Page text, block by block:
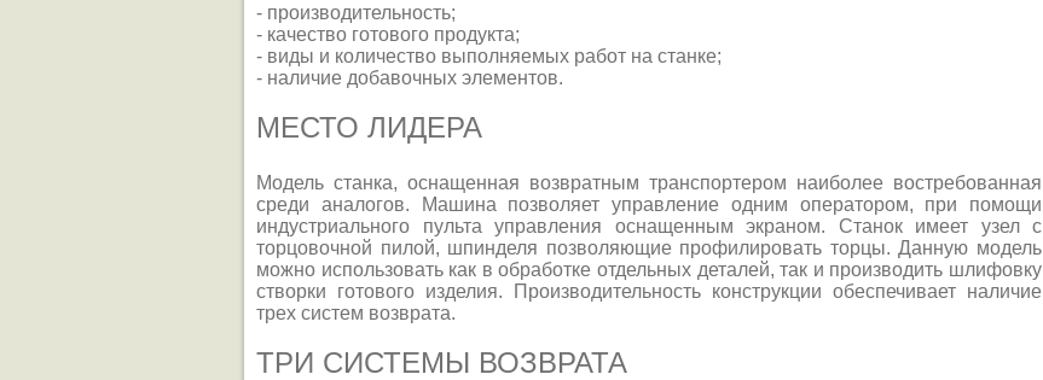
- производительность;
- качество готового продукта;
- виды и количество выполняемых работ на станке;
- наличие добавочных элементов.
МЕСТО ЛИДЕРА
Модель станка, оснащенная возвратным транспортером наиболее востребованная
среди аналогов. Машина позволяет управление одним оператором, при помощи
индустриального пульта управления оснащенным экраном. Станок имеет узел с
торцовочной пилой, шпинделя позволяющие профилировать торцы. Данную модель
можно использовать как в обработке отдельных деталей, так и производить шлифовку
створки готового изделия. Производительность конструкции обеспечивает наличие
трех систем возврата.
ТРИ СИСТЕМЫ ВОЗВРАТА